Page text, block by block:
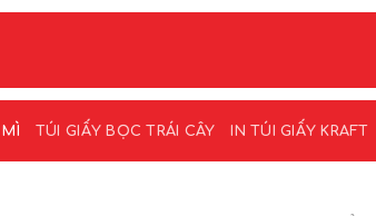
TÚI GIẤY BỌC TRÁI CÂY IN TÚI GIẤY KRAFT